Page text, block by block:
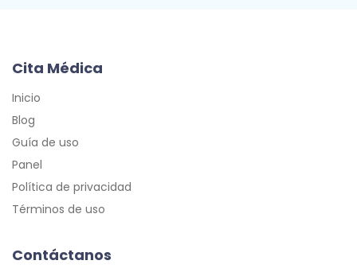
Cita Médica
Inicio
Blog
Guía de uso
Panel
Política de privacidad
Términos de uso
Contáctanos